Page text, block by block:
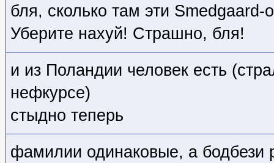
бля, сколько там эти Smedgaard-
Уберите нахуй! Страшно, бля!
и из Поландии человек есть
нефкурсе)
стыдно теперь
фамилии одинаковые, а бодбези